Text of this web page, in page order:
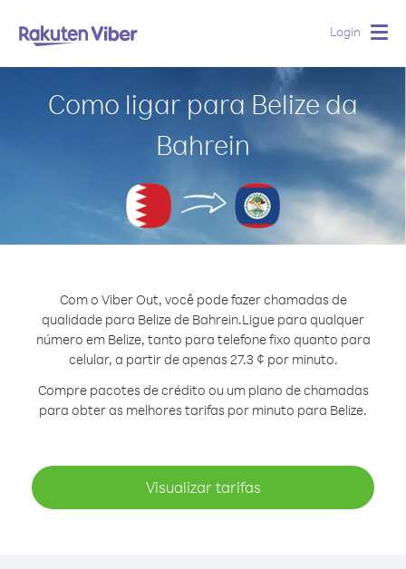
Login
Como ligar para Belize da
Bahrein
Com o Viber Out, você pode fazer chamadas de
qualidade para Belize de Bahrein.Ligue para qualquer
número em Belize, tanto para telefone fixo quanto para
celular, a partir de apenas 27.3 ¢ por minuto.
Compre pacotes de crédito ou um plano de chamadas
para obter as melhores tarifas por minuto para Belize.
Visualizar tarifas